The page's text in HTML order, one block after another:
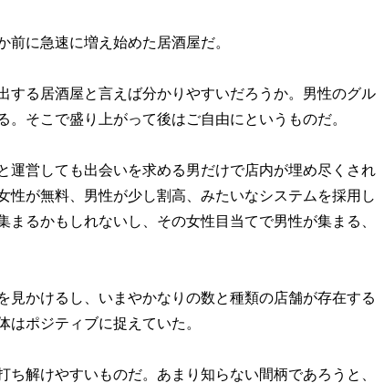
に急速に増え始めた居酒屋だ。
る居酒屋と言えば分かりやすいだろうか。男性のグル
そこで盛り上がって後はご自由にというものだ。
営しても出会いを求める男だけで店内が埋め尽くされ
性が無料、男性が少し割高、みたいなシステムを採用し
るかもしれないし、その女性目当てで男性が集まる、
かけるし、いまやかなりの数と種類の店舗が存在する
ポジティブに捉えていた。
解けやすいものだ。あまり知らない間柄であろうと、